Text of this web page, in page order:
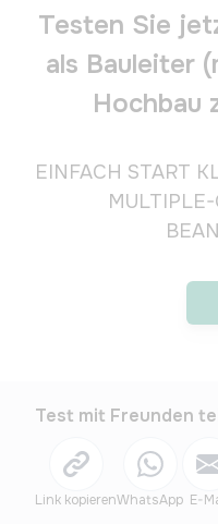
Testen Sie
als Bauleiter
Hochbau
EINFACH START
Test mit Freunden
Link kopierenWhatsApp E-